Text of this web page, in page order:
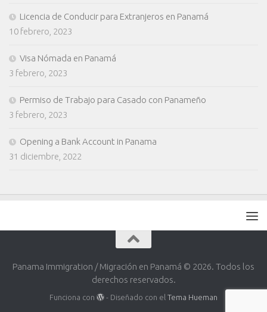
Licencia de Conducir para Extranjeros en Panamá
10 febrero, 2023
Visa Nómada en Panamá
3 febrero, 2023
Permiso de Trabajo para Casado con Panameño
3 febrero, 2023
Opening a Bank Account in Panama
31 diciembre, 2022
Panama Immigration / Migración en Panamá © 2026. Todos los
derechos reservados.
Funciona con - Diseñado con elTema Hueman